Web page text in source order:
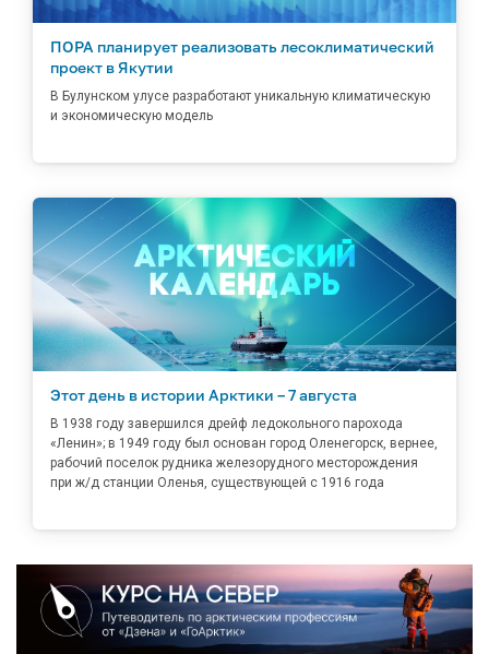
ПОРА планирует реализовать лесоклиматический
проект в Якутии
В Булунском улусе разработают уникальную климатическую
и экономическую модель
Этот день в истории Арктики – 7 августа
В 1938 году завершился дрейф ледокольного парохода
«Ленин»; в 1949 году был основан город Оленегорск, вернее,
рабочий поселок рудника железорудного месторождения
при ж/д станции Оленья, существующей с 1916 года